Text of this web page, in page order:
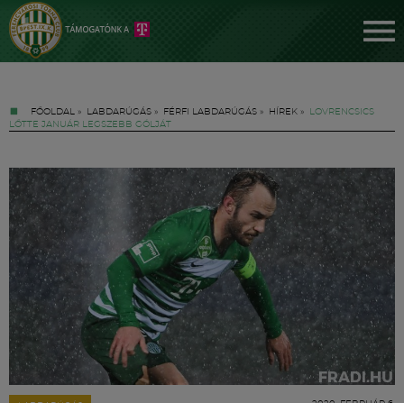
FŐOLDAL » LABDARÚGÁS » FÉRFI LABDARÚGÁS » HÍREK »
LOVRENCSICS
LŐTTE JANUÁR LEGSZEBB GÓLJÁT
Jegyek
FM YouTube +
Hírek